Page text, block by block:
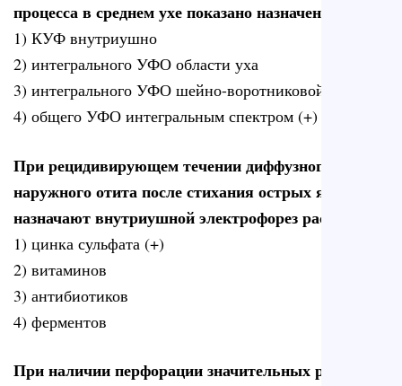
процесса в среднем ухе показано назначение
1) КУФ внутриушно
2) интегрального УФО области уха
3) интегрального УФО шейно-воротниковой области
4) общего УФО интегральным спектром (+)
При рецидивирующем течении диффузного
наружного отита после стихания острых явлений
назначают внутриушной электрофорез раствора
1) цинка сульфата (+)
2) витаминов
3) антибиотиков
4) ферментов
При наличии перфорации значительных размеров